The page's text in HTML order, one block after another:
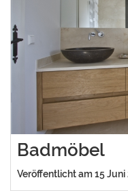
Badmöbel
Veröffentlicht am 15 Juni